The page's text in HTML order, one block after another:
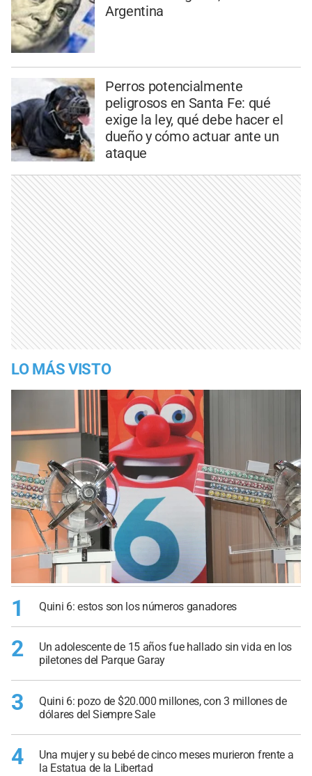
Argentina
Perros potencialmente
peligrosos en Santa Fe: qué
exige la ley, qué debe hacer el
dueño y cómo actuar ante un
ataque
LO MÁS VISTO
1 Quini 6: estos son los números ganadores
2
Un adolescente de 15 años fue hallado sin vida en los
piletones del Parque Garay
3
Quini 6: pozo de $20.000 millones, con 3 millones de
dólares del Siempre Sale
4
Una mujer y su bebé de cinco meses murieron frente a
la Estatua de la Libertad